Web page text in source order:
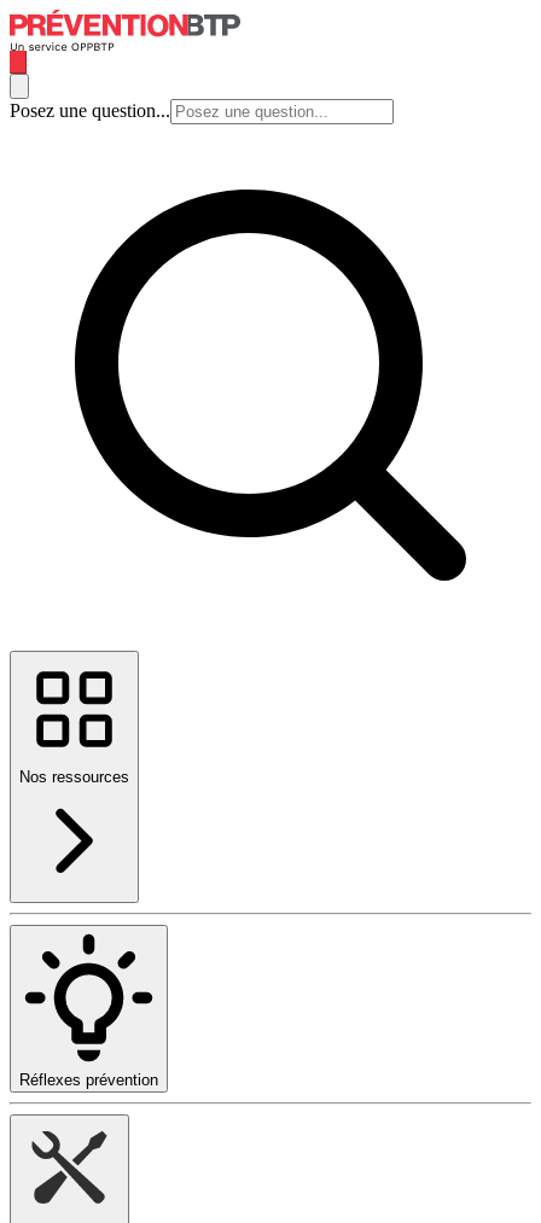
Posez une question...
Nos ressources
Réflexes prévention